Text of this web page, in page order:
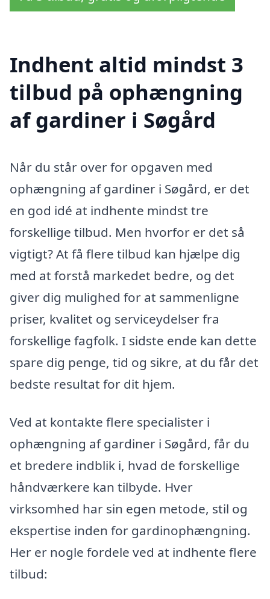
Indhent altid mindst 3
tilbud på ophængning
af gardiner i Søgård
Når du står over for opgaven med
ophængning af gardiner i Søgård, er det
en god idé at indhente mindst tre
forskellige tilbud. Men hvorfor er det så
vigtigt? At få flere tilbud kan hjælpe dig
med at forstå markedet bedre, og det
giver dig mulighed for at sammenligne
priser, kvalitet og serviceydelser fra
forskellige fagfolk. I sidste ende kan dette
spare dig penge, tid og sikre, at du får det
bedste resultat for dit hjem.
Ved at kontakte flere specialister i
ophængning af gardiner i Søgård, får du
et bredere indblik i, hvad de forskellige
håndværkere kan tilbyde. Hver
virksomhed har sin egen metode, stil og
ekspertise inden for gardinophængning.
Her er nogle fordele ved at indhente flere
tilbud: